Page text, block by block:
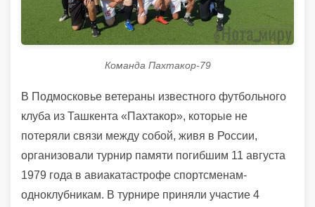
Команда Пахтакор-79
В Подмосковье ветераны известного футбольного
клуба из Ташкента «Пахтакор», которые не
потеряли связи между собой, живя в России,
организовали турнир памяти погибшим 11 августа
1979 года в авиакатастрофе спортсменам-
одноклубникам. В турнире приняли участие 4